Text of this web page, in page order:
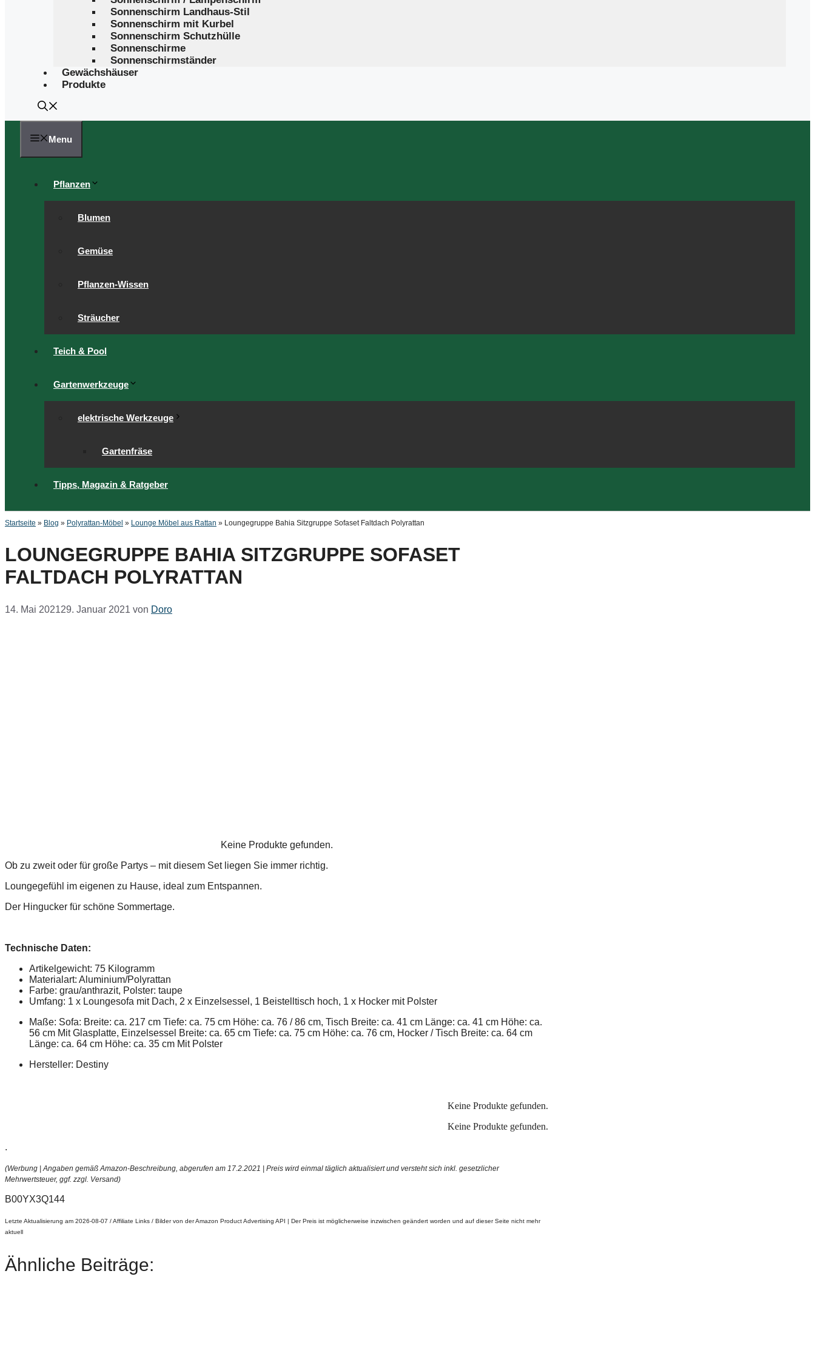
Sonnenschirm Landhaus-Stil
Sonnenschirm mit Kurbel
Sonnenschirm Schutzhülle
Sonnenschirme
Sonnenschirmständer
Gewächshäuser
Produkte
Menu
Pflanzen
Blumen
Gemüse
Pflanzen-Wissen
Sträucher
Teich & Pool
Gartenwerkzeuge
elektrische Werkzeuge
Gartenfräse
Tipps, Magazin & Ratgeber
Startseite » Blog » Polyrattan-Möbel » Lounge Möbel aus Rattan » Loungegruppe Bahia Sitzgruppe Sofaset Faltdach Polyrattan
LOUNGEGRUPPE BAHIA SITZGRUPPE SOFASET
FALTDACH POLYRATTAN
14. Mai 202129. Januar 2021 von Doro
Keine Produkte gefunden.
Ob zu zweit oder für große Partys – mit diesem Set liegen Sie immer richtig.
Loungegefühl im eigenen zu Hause, ideal zum Entspannen.
Der Hingucker für schöne Sommertage.
Technische Daten:
Artikelgewicht: 75 Kilogramm
Materialart: Aluminium/Polyrattan
Farbe: grau/anthrazit, Polster: taupe
Umfang: 1 x Loungesofa mit Dach, 2 x Einzelsessel, 1 Beistelltisch hoch, 1 x Hocker mit Polster
Maße: Sofa: Breite: ca. 217 cm Tiefe: ca. 75 cm Höhe: ca. 76 / 86 cm, Tisch Breite: ca. 41 cm Länge: ca. 41 cm Höhe: ca.
56 cm Mit Glasplatte, Einzelsessel Breite: ca. 65 cm Tiefe: ca. 75 cm Höhe: ca. 76 cm, Hocker / Tisch Breite: ca. 64 cm
Länge: ca. 64 cm Höhe: ca. 35 cm Mit Polster
Hersteller: Destiny
Keine Produkte gefunden.
Keine Produkte gefunden.
.
(Werbung | Angaben gemäß Amazon-Beschreibung, abgerufen am 17.2.2021 | Preis wird einmal täglich aktualisiert und versteht sich inkl. gesetzlicher
Mehrwertsteuer, ggf. zzgl. Versand)
B00YX3Q144
Letzte Aktualisierung am 2026-08-07 / Affiliate Links / Bilder von der Amazon Product Advertising API | Der Preis ist möglicherweise inzwischen geändert worden und auf dieser Seite nicht mehr
aktuell
Ähnliche Beiträge: